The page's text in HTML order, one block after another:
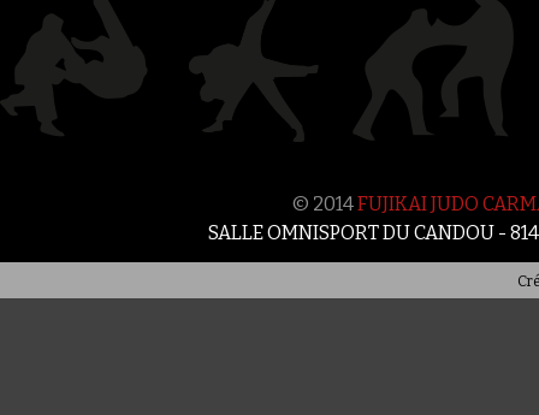
© 2014FUJIKAI JUDO
SALLE OMNISPORT DU CANDOU -